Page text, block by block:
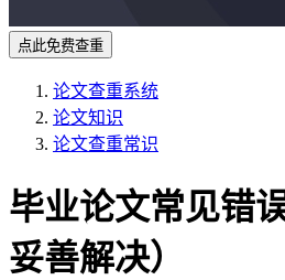
点此免费查重
论文查重系统
论文知识
论文查重常识
毕业论文常见错
妥善解决）